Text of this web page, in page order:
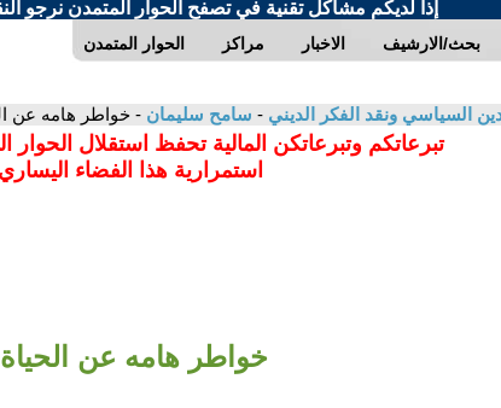
إذا لديكم مشاكل تقنية في تصفح الحوار المتمدن نرجو
الحوار المتمدن مراكز الاخبار بحث/الارشيف
السياسي ونقد الفكر الديني - سامح سليمان - خواطر هامه عن
تبرعاتكم وتبرعاتكن المالية تحفظ استقلال
استمرارية هذا الفضاء
خواطر هامه عن